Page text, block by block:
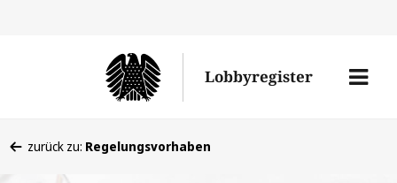
Lobbyregister
Menü
befinden
zurück zu: Regelungsvorhaben